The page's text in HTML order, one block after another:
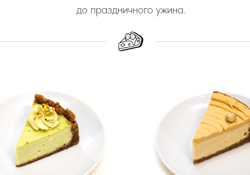
до праздничного ужина.